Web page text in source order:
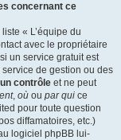
concernant ce
« L’équipe du
avec le propriétaire
un service gratuit est
de gestion ou des
contrôle et ne peut
, où ou par qui ce
pour toute question
diffamatoires, etc.)
logiciel phpBB lui-